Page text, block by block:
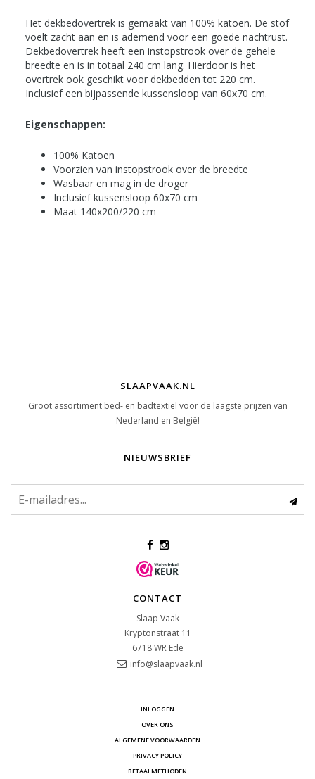
Het dekbedovertrek is gemaakt van 100% katoen. De stof
voelt zacht aan en is ademend voor een goede nachtrust.
Dekbedovertrek heeft een instopstrook over de gehele
breedte en is in totaal 240 cm lang. Hierdoor is het
overtrek ook geschikt voor dekbedden tot 220 cm.
Inclusief een bijpassende kussensloop van 60x70 cm.
Eigenschappen:
100% Katoen
Voorzien van instopstrook over de breedte
Wasbaar en mag in de droger
Inclusief kussensloop 60x70 cm
Maat 140x200/220 cm
SLAAPVAAK.NL
Groot assortiment bed- en badtextiel voor de laagste prijzen van
Nederland en België!
NIEUWSBRIEF
CONTACT
Slaap Vaak
Kryptonstraat 11
6718 WR Ede
info@slaapvaak.nl
INLOGGEN
OVER ONS
ALGEMENE VOORWAARDEN
PRIVACY POLICY
BETAALMETHODEN